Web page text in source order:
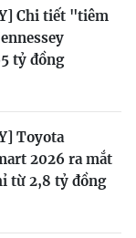
Chi tiết "tiêm
tỷ đồng
Toyota
2026 ra mắt
từ 2,8 tỷ đồng